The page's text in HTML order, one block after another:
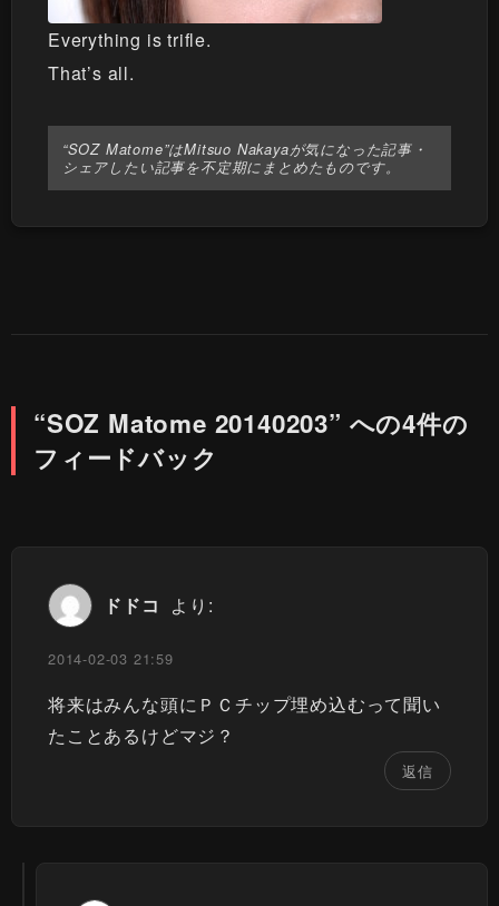
Everything is trifle.
That’s all.
“SOZ Matome”はMitsuo Nakayaが気になった記事・
シェアしたい記事を不定期にまとめたものです。
“SOZ Matome 20140203” への4件の
フィードバック
ドドコ より:
2014-02-03 21:59
将来はみんな頭にＰＣチップ埋め込むって聞い
たことあるけどマジ？
返信